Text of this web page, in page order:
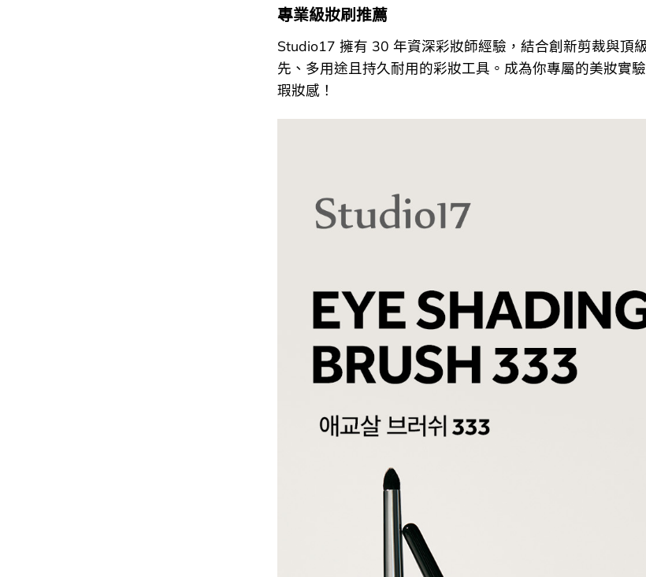
專業級妝刷推薦
Studio17 擁有 30 年資深彩妝師經驗，結合創新剪裁與頂
先、多用途且持久耐用的彩妝工具。成為你專屬的美妝實
瑕妝感！